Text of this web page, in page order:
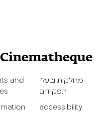
and
מחלקות ובעלי
תפקידים
accessibility